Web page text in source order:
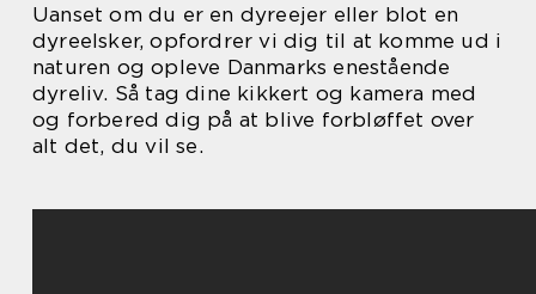
Uanset om du er en dyreejer eller blot en
dyreelsker, opfordrer vi dig til at komme ud i
naturen og opleve Danmarks enestående
dyreliv. Så tag dine kikkert og kamera med
og forbered dig på at blive forbløffet over
alt det, du vil se.